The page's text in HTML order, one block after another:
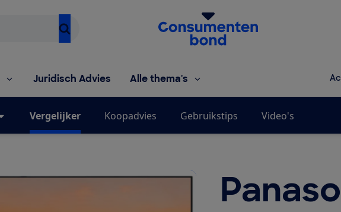
Homepage van de Consumentenbond
Juridisch Advies Alle thema's
Vergelijker Koopadvies Gebruikstips Video's